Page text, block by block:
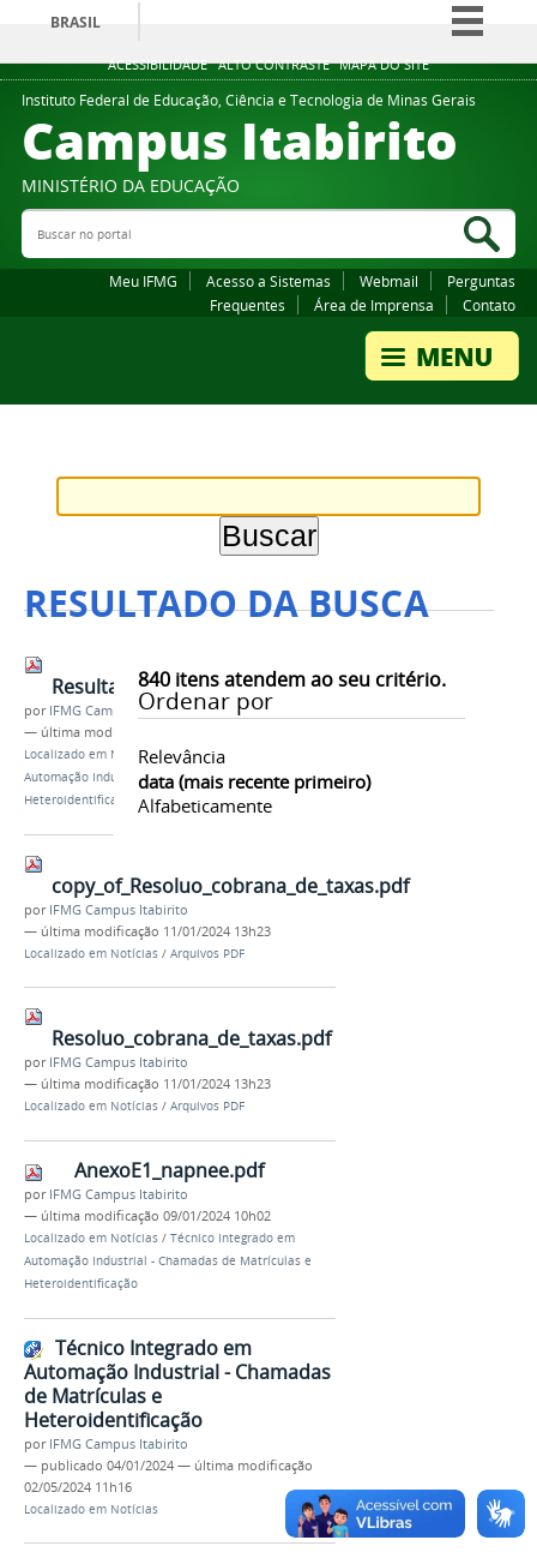
ACESSIBILIDADE ALTO CONTRASTE MAPA DO SITE
BRASIL
Simplifique!
Comunica BR
Participe
Legislação
Instituto Federal de Educação, Ciência e Tecnologia de Minas Gerais
Campus Itabirito
MINISTÉRIO DA EDUCAÇÃO
Buscar no portal
Meu IFMG Acesso a Sistemas Webmail
Perguntas
Frequentes
Área de Imprensa Contato
RESULTADO DA BUSCA
840itens atendem ao seu critério.
Ordenar por
Relevância
data (mais recente primeiro)
Alfabeticamente
ResultadoPreliminar1ChamadaITIAUTO.pdf
por IFMG Campus Itabirito
— última modificação
Localizado em Notícias /Técnico Integrado em
Automação Industrial - Chamadas de Matrículas e
Heteroidentificação
copy_of_Resoluo_cobrana_de_taxas.pdf
por IFMG Campus Itabirito
— última modificação 11/01/2024 13h23
Localizado em Notícias / Arquivos PDF
Resoluo_cobrana_de_taxas.pdf
por IFMG Campus Itabirito
— última modificação 11/01/2024 13h23
Localizado em Notícias / Arquivos PDF
AnexoE1_napnee.pdf
por IFMG Campus Itabirito
— última modificação 09/01/2024 10h02
Localizado em Notícias / Técnico Integrado em
Automação Industrial - Chamadas de Matrículas e
Heteroidentificação
Técnico Integrado em
Automação Industrial - Chamadas
de Matrículas e
Heteroidentificação
por IFMG Campus Itabirito
— publicado 04/01/2024 — última modificação
02/05/2024 11h16
Localizado em Notícias